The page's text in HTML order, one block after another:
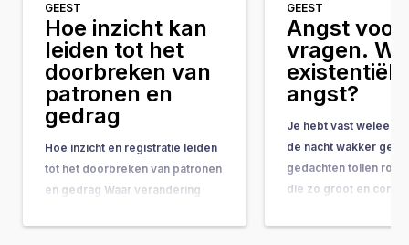
GEEST
Hoe inzicht kan
leiden tot het
doorbreken van
patronen en
gedrag
Hoe inzicht en registratie leiden
tot het doorbreken van patronen
en gedrag Waar verandering
concrete do’s & don’ts, tips &
GEEST
Angst voor
vragen.
existentiële
angst?
Je hebt vast weleens
de nacht wakker
gedachten tollen
die zo groot en
lijken. Vragen als: